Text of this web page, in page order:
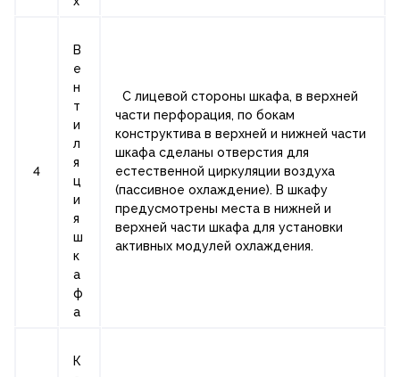
4
В
е
н
т
и
л
я
ц
и
я
ш
к
а
ф
а
С лицевой стороны шкафа, в верхней
части перфорация, по бокам
конструктива в верхней и нижней части
шкафа сделаны отверстия для
естественной циркуляции воздуха
(пассивное охлаждение). В шкафу
предусмотрены места в нижней и
верхней части шкафа для установки
активных модулей охлаждения.
К